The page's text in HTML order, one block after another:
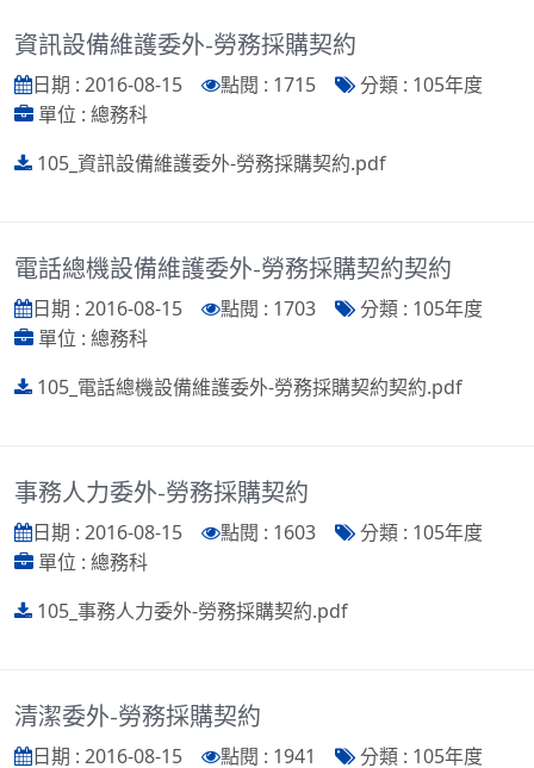
資訊設備維護委外-勞務採購契約
日期 : 2016-08-15 點閱 : 1715
分類 : 105年度
單位 : 總務科
105_資訊設備維護委外-勞務採購契約.pdf
電話總機設備維護委外-勞務採購契約契約
日期 : 2016-08-15 點閱 : 1703
分類 : 105年度
單位 : 總務科
105_電話總機設備維護委外-勞務採購契約契約.pdf
事務人力委外-勞務採購契約
日期 : 2016-08-15 點閱 : 1603
分類 : 105年度
單位 : 總務科
105_事務人力委外-勞務採購契約.pdf
清潔委外-勞務採購契約
日期 : 2016-08-15 點閱 : 1941
分類 : 105年度